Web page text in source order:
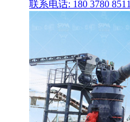
联系电话: 180 3780 8511